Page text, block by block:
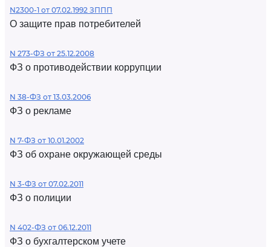
N2300-1 от 07.02.1992 ЗППП
О защите прав потребителей
N 273-ФЗ от 25.12.2008
ФЗ о противодействии коррупции
N 38-ФЗ от 13.03.2006
ФЗ о рекламе
N 7-ФЗ от 10.01.2002
ФЗ об охране окружающей среды
N 3-ФЗ от 07.02.2011
ФЗ о полиции
N 402-ФЗ от 06.12.2011
ФЗ о бухгалтерском учете